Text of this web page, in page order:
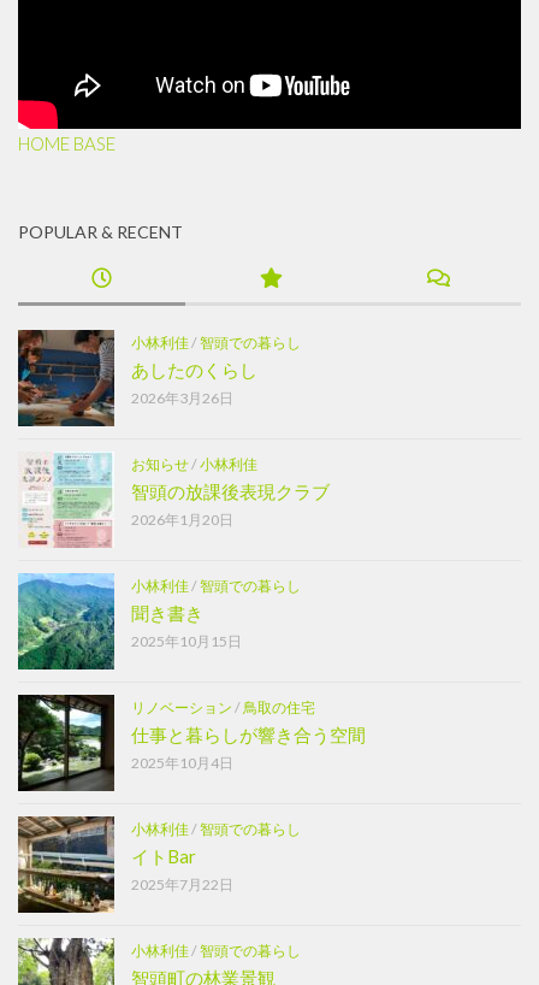
HOME BASE
POPULAR & RECENT
小林利佳/智頭での暮らし
あしたのくらし
2026年3月26日
お知らせ/小林利佳
智頭の放課後表現クラブ
2026年1月20日
小林利佳/智頭での暮らし
聞き書き
2025年10月15日
リノベーション /鳥取の住宅
仕事と暮らしが響き合う空間
2025年10月4日
小林利佳/智頭での暮らし
イトBar
2025年7月22日
小林利佳/智頭での暮らし
智頭町の林業景観